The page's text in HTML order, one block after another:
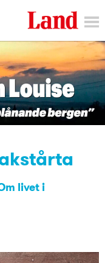
livet i